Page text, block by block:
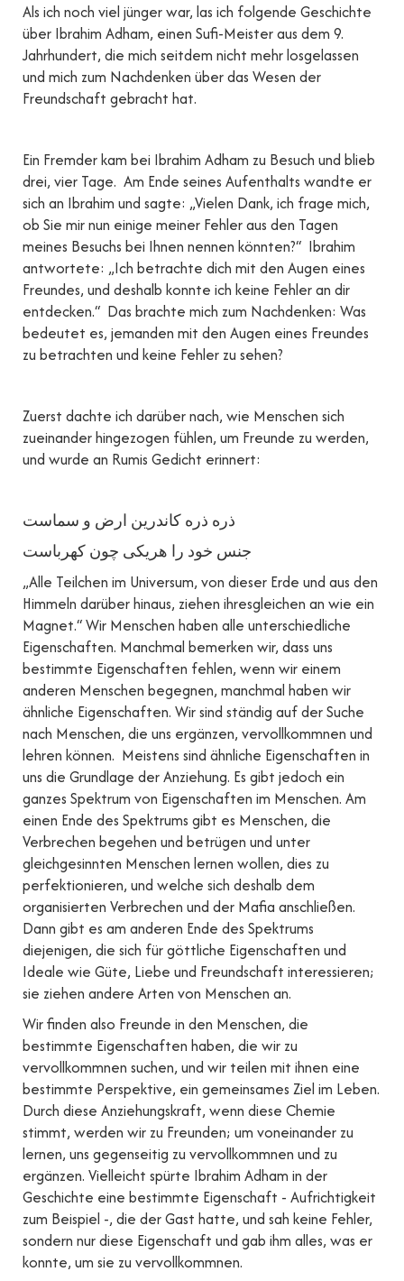
Als ich noch viel jünger war, las ich folgende Geschichte
über Ibrahim Adham, einen Sufi-Meister aus dem 9.
Jahrhundert, die mich seitdem nicht mehr losgelassen
und mich zum Nachdenken über das Wesen der
Freundschaft gebracht hat.
Ein Fremder kam bei Ibrahim Adham zu Besuch und blieb
drei, vier Tage. Am Ende seines Aufenthalts wandte er
sich an Ibrahim und sagte: „Vielen Dank, ich frage mich,
ob Sie mir nun einige meiner Fehler aus den Tagen
meines Besuchs bei Ihnen nennen könnten?“ Ibrahim
antwortete: „Ich betrachte dich mit den Augen eines
Freundes, und deshalb konnte ich keine Fehler an dir
entdecken.“ Das brachte mich zum Nachdenken: Was
bedeutet es, jemanden mit den Augen eines Freundes
zu betrachten und keine Fehler zu sehen?
Zuerst dachte ich darüber nach, wie Menschen sich
zueinander hingezogen fühlen, um Freunde zu werden,
und wurde an Rumis Gedicht erinnert:
ذره ذره کاندرین ارض و سماست
جنس خود را هریکی چون کهرباست
„Alle Teilchen im Universum, von dieser Erde und aus den
Himmeln darüber hinaus, ziehen ihresgleichen an wie ein
Magnet.“ Wir Menschen haben alle unterschiedliche
Eigenschaften. Manchmal bemerken wir, dass uns
bestimmte Eigenschaften fehlen, wenn wir einem
anderen Menschen begegnen, manchmal haben wir
ähnliche Eigenschaften. Wir sind ständig auf der Suche
nach Menschen, die uns ergänzen, vervollkommnen und
lehren können. Meistens sind ähnliche Eigenschaften in
uns die Grundlage der Anziehung. Es gibt jedoch ein
ganzes Spektrum von Eigenschaften im Menschen. Am
einen Ende des Spektrums gibt es Menschen, die
Verbrechen begehen und betrügen und unter
gleichgesinnten Menschen lernen wollen, dies zu
perfektionieren, und welche sich deshalb dem
organisierten Verbrechen und der Mafia anschließen.
Dann gibt es am anderen Ende des Spektrums
diejenigen, die sich für göttliche Eigenschaften und
Ideale wie Güte, Liebe und Freundschaft interessieren;
sie ziehen andere Arten von Menschen an.
Wir finden also Freunde in den Menschen, die
bestimmte Eigenschaften haben, die wir zu
vervollkommnen suchen, und wir teilen mit ihnen eine
bestimmte Perspektive, ein gemeinsames Ziel im Leben.
Durch diese Anziehungskraft, wenn diese Chemie
stimmt, werden wir zu Freunden; um voneinander zu
lernen, uns gegenseitig zu vervollkommnen und zu
ergänzen. Vielleicht spürte Ibrahim Adham in der
Geschichte eine bestimmte Eigenschaft - Aufrichtigkeit
zum Beispiel -, die der Gast hatte, und sah keine Fehler,
sondern nur diese Eigenschaft und gab ihm alles, was er
konnte, um sie zu vervollkommnen.